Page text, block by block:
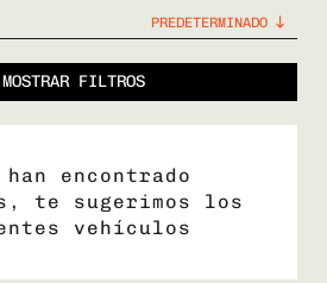
MOSTRAR FILTROS
han encontrado
te sugerimos los
vehículos